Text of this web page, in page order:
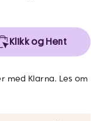
Klikk og Hent
med Klarna. Les om